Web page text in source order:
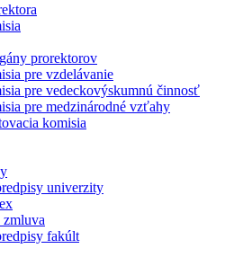
prorektorov
pre vzdelávanie
pre vedeckovýskumnú činnosť
pre medzinárodné vzťahy
komisia
univerzity
fakúlt